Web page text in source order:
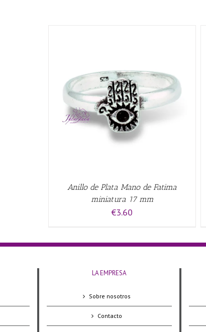
Anillo de Plata Mano de Fatima
miniatura 17 mm
€3.60
QUICK VIEW
LA EMPRESA
Sobre nosotros
Contacto